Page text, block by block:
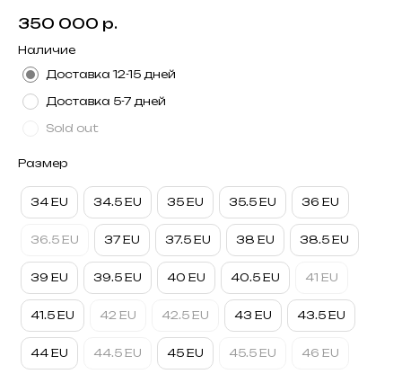
350 000 р.
Наличие
Доставка 12-15 дней
Доставка 5-7 дней
Sold out
Размер
34 EU 34.5 EU 35 EU 35.5 EU 36 EU
36.5 EU 37 EU 37.5 EU 38 EU 38.5 EU
39 EU 39.5 EU 40 EU 40.5 EU 41 EU
41.5 EU 42 EU 42.5 EU 43 EU 43.5 EU
44 EU 44.5 EU 45 EU 45.5 EU 46 EU